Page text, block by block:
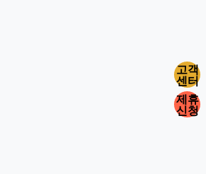
고객
센터
제휴
신청